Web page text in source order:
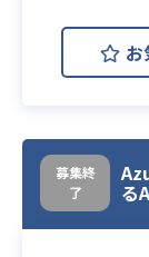
お
募集終
了
る